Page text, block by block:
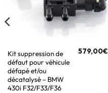
Kit suppression de
défaut pour véhicule
défapé et/ou
décatalysé – BMW
430i F32/F33/F36
579,00€